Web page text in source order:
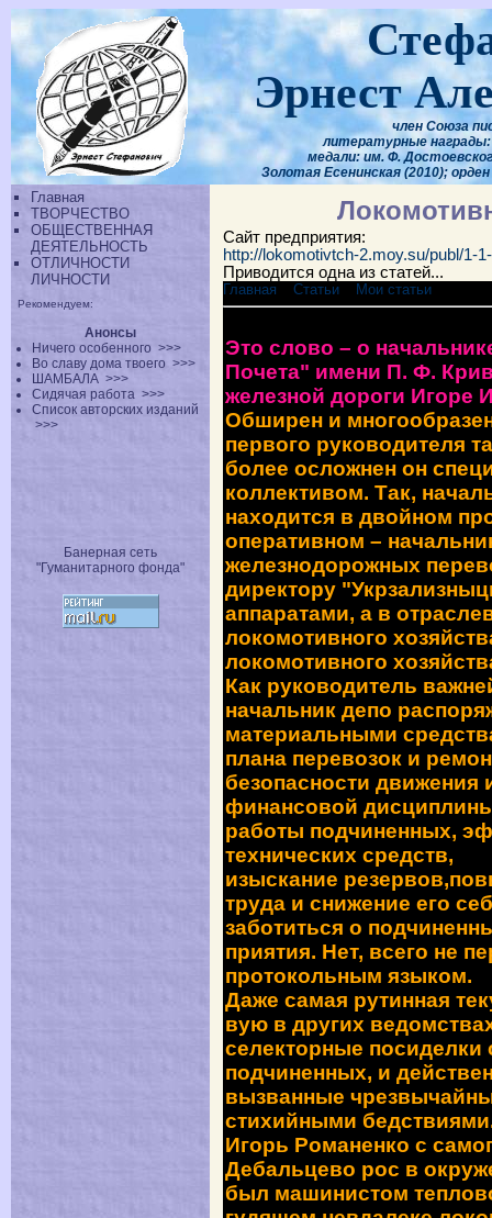
Эрнест
член Союза
литературные награды:
медали: им. Ф.
Золотая Есенинская (2010);
Главная
ТВОРЧЕСТВО
ОБЩЕСТВЕННАЯ
ДЕЯТЕЛЬНОСТЬ
ОТЛИЧНОСТИ
ЛИЧНОСТИ
Рекомендуем:
Анонсы
Ничего особенного >>>
Во славу дома твоего >>>
ШАМБАЛА >>>
Сидячая работа >>>
Список авторских изданий
>>>
Банерная сеть
"Гуманитарного фонда"
Сайт предприятия:
http://lokomotivtch-2.moy.su/publ/1-
Приводится одна из статей...
Главная Статьи Мои статьи
Это слово – о
Почета" имени П. Ф.
же­лезной дороги Игоре
Обширен и
первого руководителя
бо­лее осложнен он
коллекти­вом. Так,
находится в двойном
оперативном –
железнодорожных
директору
аппаратами, а в
локомотивного
локомотивного
Как руководитель
начальник депо
материальными
плана перевозок и
безопасности
финансовой
работы подчиненных,
технических средств,
изыскание
труда и снижение его
заботиться о
приятия. Нет, всего не
протокольным языком.
Даже самая рутинная
вую в других
селектор­ные
подчиненных, и
вызванные
стихийными
Игорь Романенко с
Дебальцево рос в
был машинистом